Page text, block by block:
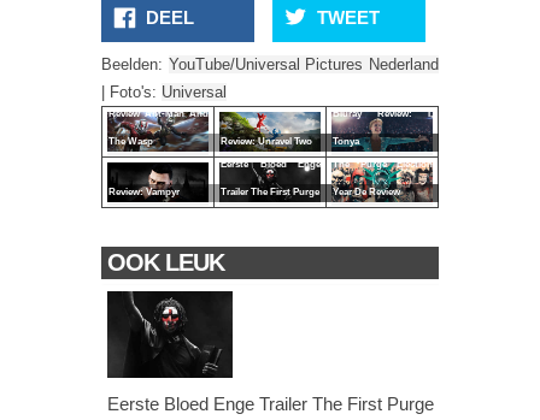
DEEL TWEET
Beelden: YouTube/Universal Pictures Nederland
| Foto's: Universal
Review Ant-Man And
The Wasp Review: Unravel Two
Bluray Review: I,
Tonya
Review: Vampyr
Eerste Bloed Enge
Trailer The First Purge
The Purge Election
Year De Review
OOK LEUK
Eerste Bloed Enge Trailer The First Purge